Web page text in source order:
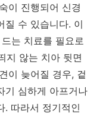
이 진행되어 신경
질 수 있습니다. 이
는 치료를 필요로
지 않는 치아 뒷면
이 늦어질 경우, 겉
기 심하게 아프거나
. 따라서 정기적인